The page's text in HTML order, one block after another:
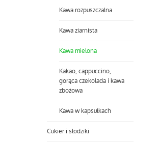
Kawa rozpuszczalna
Kawa ziarnista
Kawa mielona
Kakao, cappuccino,
gorąca czekolada i kawa
zbożowa
Kawa w kapsułkach
Cukier i słodziki